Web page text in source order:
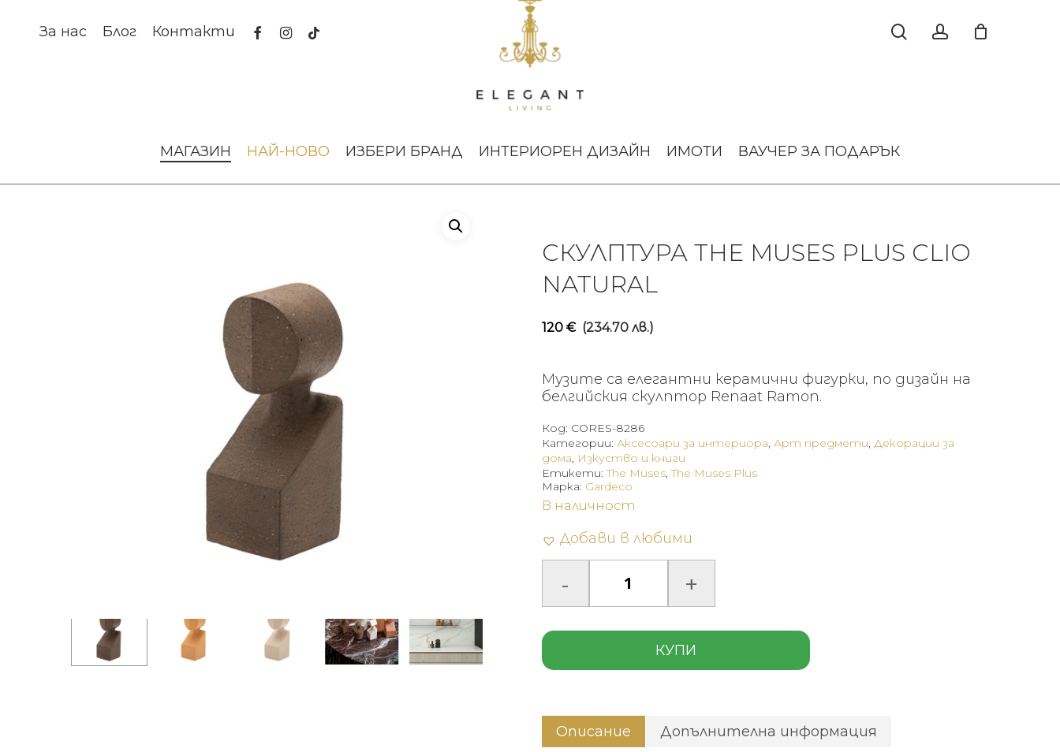
За нас Блог Контакти facebookinstagram
tiktok
МАГАЗИН НАЙ-НОВО ИЗБЕРИ БРАНД ИНТЕРИОРЕН ДИЗАЙН ИМОТИ ВАУЧЕР ЗА ПОДАРЪК
СКУЛПТУРА THE MUSES PLUS CLIO
NATURAL
120 € (234.70 лв.)
Музите са елегантни керамични фигурки, по дизайн на
белгийския скулптор Renaat Ramon.
Код: CORES-8286
Категории: Аксесоари за интериора, Арт предмети, Декорации за
дома, Изкуство и книги
Етикети:The Muses,The Muses Plus
В наличност
Добави в любими
КУПИ
Марка: Gardeco
Описание Допълнителна информация